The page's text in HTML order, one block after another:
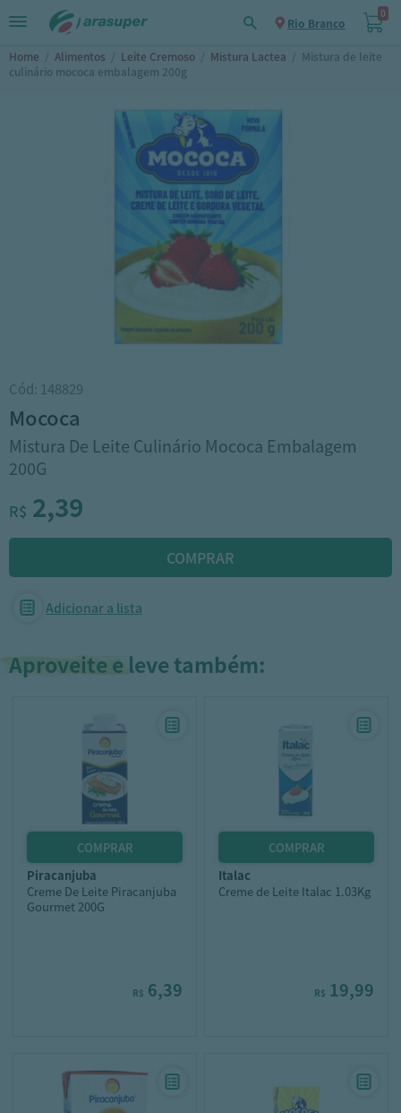
Rio Branco
0
Home / Alimentos / Leite Cremoso / Mistura Lactea / Mistura de leite
culinário mococa embalagem 200g
Cód: 148829
mococa
Mistura De Leite Culinário Mococa Embalagem
200G
R$ 2,39
Adicionar a lista
Aproveite e leve também:
piracanjuba
Creme De Leite Piracanjuba
Gourmet 200G
R$ 6,39
italac
Creme de Leite Italac 1.03Kg
R$ 19,99